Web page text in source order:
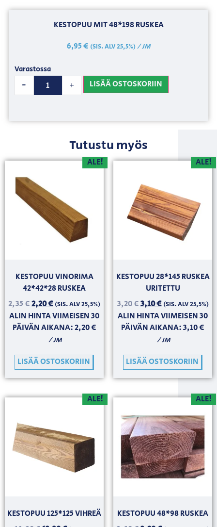
KESTOPUU MIT 48*198 RUSKEA
6,95€ (SIS. ALV 25,5%)/ JM
Varastossa
- + LISÄÄ OSTOSKORIIN
Tutustu myös
ALE!
KESTOPUU VINORIMA
42*42*28 RUSKEA
2,35€2,20€ (SIS. ALV 25,5%)
ALIN HINTA VIIMEISEN 30
PÄIVÄN AIKANA:2,20€
/ JM
LISÄÄ OSTOSKORIIN
ALE!
KESTOPUU 28*145 RUSKEA
URITETTU
3,20€3,10€ (SIS. ALV 25,5%)
ALIN HINTA VIIMEISEN 30
PÄIVÄN AIKANA:3,10€
/ JM
LISÄÄ OSTOSKORIIN
ALE!
KESTOPUU 125*125 VIHREÄ
ALE!
KESTOPUU 48*98 RUSKEA